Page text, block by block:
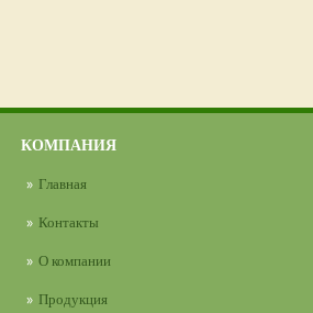
КОМПАНИЯ
Главная
Контакты
О компании
Продукция